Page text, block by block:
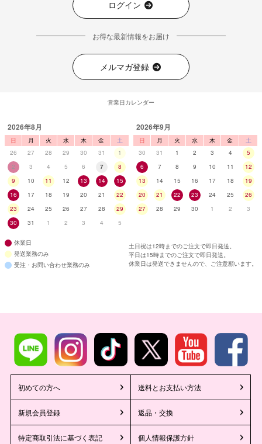
ログイン
お得な最新情報をお届け
メルマガ登録
営業日カレンダー
2026年8月
日 月 火 水 木 金
土
26
27 28 29 30 31
1
2
3 4 5 6 7
8
9
10 11 12 13 14
15
16
17 18 19 20 21
22
23
24 25 26 27 28
29
30
31 1 2 3 4 5
2026年9月
日 月 火 水 木 金
土
30
31 1 2 3 4
5
6
7 8 9 10 11
12
13
14 15 16 17 18
19
20
21 22 23 24 25
26
27
28 29 30 1 2 3
休業日
発送業務のみ
受注・お問い合わせ業務のみ
土日祝は12時までのご注文で即日発送。
平日は15時までのご注文で即日発送。
休業日は発送できませんので、ご注意願います。
初めての方へ 送料とお支払い方法
新規会員登録 返品・交換
特定商取引法に基づく表記 個人情報保護方針